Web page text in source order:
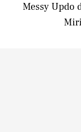
Messy Updo